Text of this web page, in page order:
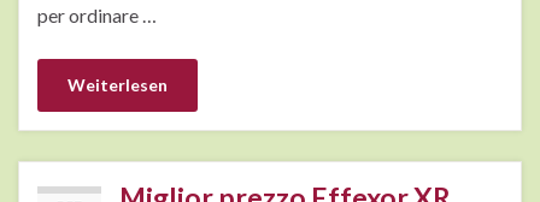
per ordinare …
Weiterlesen